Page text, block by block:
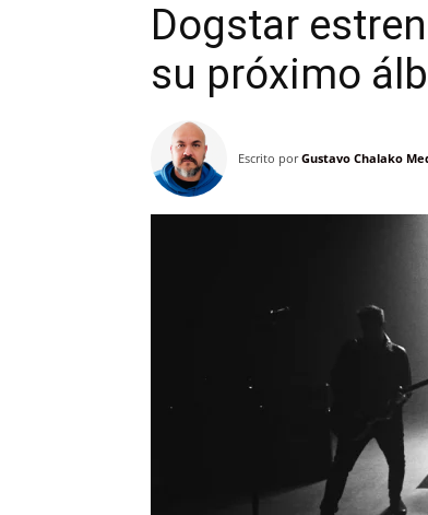
Dogstar
su próximo
Escrito por Gustavo Chalako